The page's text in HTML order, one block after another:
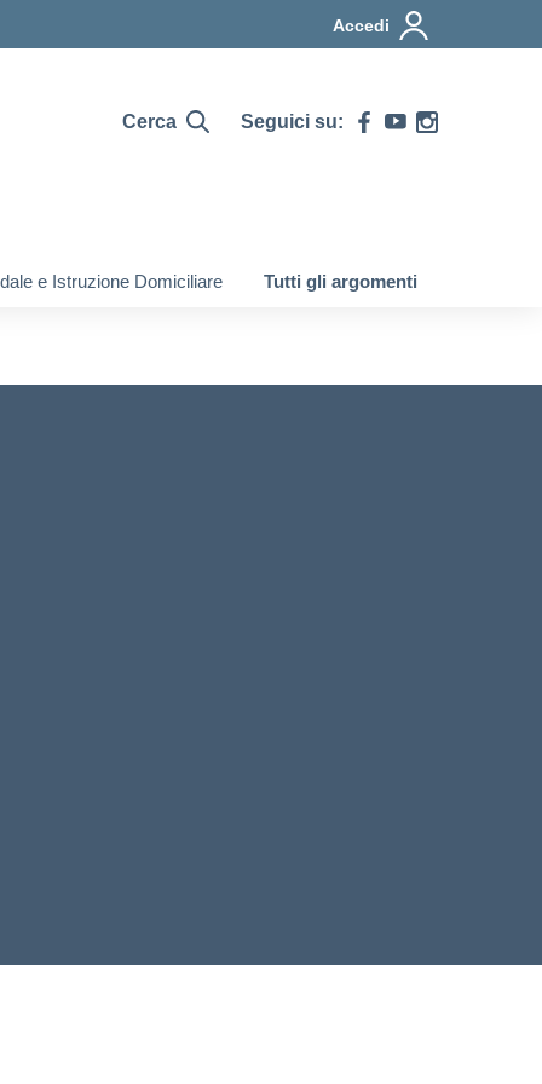
Accedi
Cerca Seguici su:
e Istruzione Domiciliare Tutti gli argomenti